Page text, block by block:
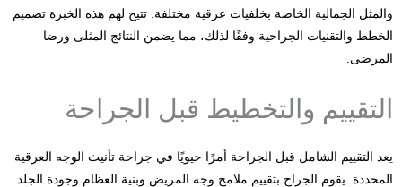
والمثل الجمالية الخاصة بخلفيات عرقية مختلفة. تتيح لهم هذه الخبرة تصميم
الخطط والتقنيات الجراحية وفقًا لذلك، مما يضمن النتائج المثلى ورضا
المرضى.
التقييم والتخطيط قبل الجراحة
يعد التقييم الشامل قبل الجراحة أمرًا حيويًا في جراحة تأنيث الوجه العرقية
المحددة. يقوم الجراح بتقييم ملامح وجه المريض وبنية العظام وجودة الجلد